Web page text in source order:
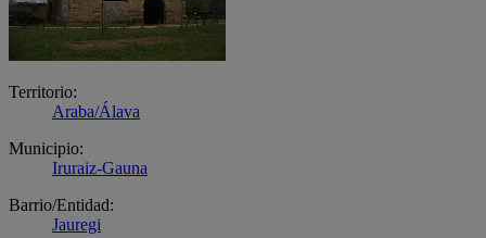
Territorio:
Araba/Álava
Municipio:
Iruraiz-Gauna
Barrio/Entidad:
Jauregi